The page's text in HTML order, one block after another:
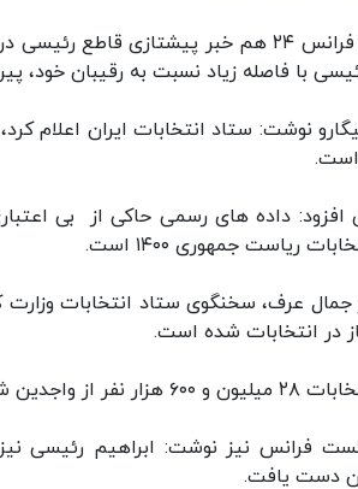
تارنمای شبکه خبری فرانس ۲۴ هم خبر
با فاصله زیاد نسبت به رقیبان خود،
است.
ریاست جمهوری ۱۴۰۰ است.
شرکت کرده بودند.
دست یافت.